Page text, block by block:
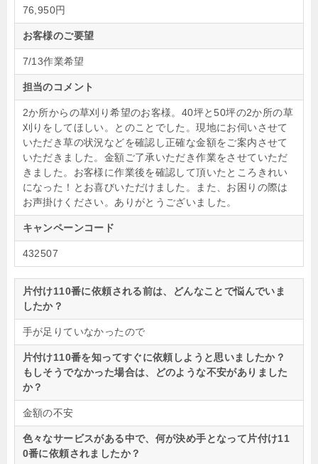
76,950円
お客様のご要望
7/13作業希望
担当のコメント
2か所からの草刈り希望のお客様。40坪と50坪の2か所の草
刈りをしてほしい。とのことでした。現地にお伺いさせて
いただき草の状況などを確認し正確な金額をご案内させて
いただきました。金額ご了承いただき作業をさせていただ
きました。お客様に作業後を確認して頂いたところきれい
になった！とお喜びいただけました。また、お困りの際は
お声掛けください。ありがとうございました。
キャンペーンコード
432507
片付け110番に依頼される前は、どんなことで悩んでいま
したか？
手が足りていなかったので
片付け110番を知ってすぐに依頼しようと思いましたか？
もしそうでなかった場合は、どのような不安がありました
か？
金額の不安
色々なサービスがある中で、何が決め手となって片付け11
0番に依頼されましたか？